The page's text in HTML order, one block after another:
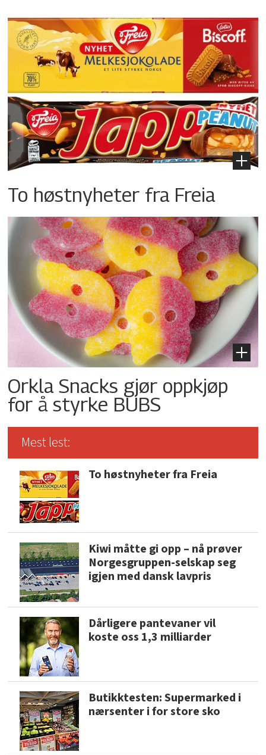
To høstnyheter fra Freia
Orkla Snacks gjør oppkjøp
for å styrke BUBS
Mest lest:
To høstnyheter fra Freia
Kiwi måtte gi opp – nå prøver
Norgesgruppen-selskap seg
igjen med dansk lavpris
Dårligere pantevaner vil
koste oss 1,3 milliarder
Butikktesten: Supermarked i
nærsenter i for store sko